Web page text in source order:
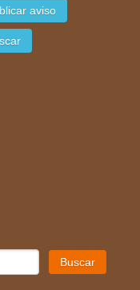
aviso
Buscar